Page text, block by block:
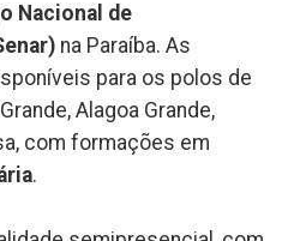
Nacional de
na Paraíba. As
para os polos de
Alagoa Grande,
com formações em
.